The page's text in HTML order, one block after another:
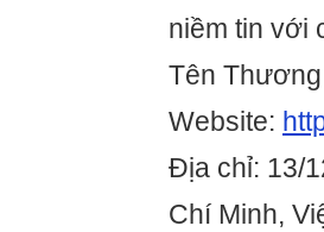
niềm tin với
Tên
Website:
Địa chỉ: 13/
Chí Minh,